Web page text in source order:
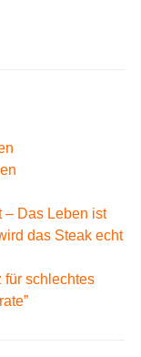
– Das Leben ist
das Steak echt
für schlechtes